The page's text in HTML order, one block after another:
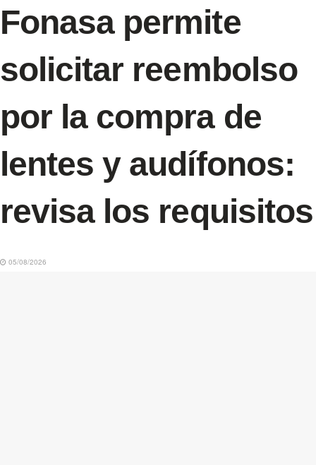
Fonasa permite
solicitar reembolso
por la compra de
lentes y audífonos:
revisa los requisitos
05/08/2026